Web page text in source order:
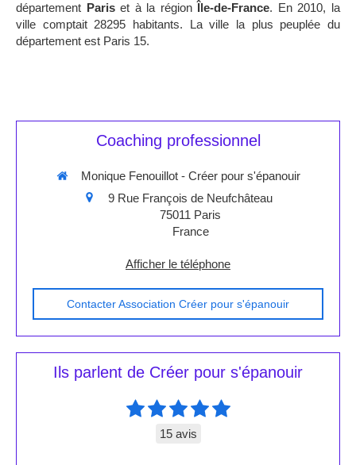
département Pariset à la région Île-de-France. En 2010, la
ville comptait 28295 habitants. La ville la plus peuplée du
département est Paris 15.
Coaching professionnel
Monique Fenouillot - Créer pour s'épanouir
9 Rue François de Neufchâteau
75011 Paris
France
Afficher le téléphone
Contacter Association Créer pour s'épanouir
Ils parlent de Créer pour s'épanouir
15 avis